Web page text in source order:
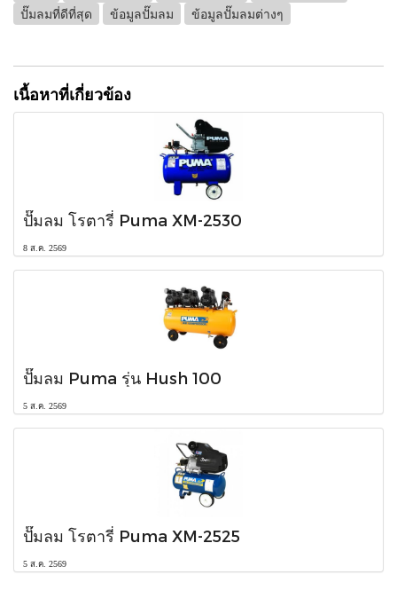
ปั๊มลมที่ดีที่สุด
ข้อมูลปั๊มลม ข้อมูลปั๊มลมต่างๆ
เนื้อหาที่เกี่ยวข้อง
ปั๊มลม โรตารี่ Puma XM-2530
8 ส.ค. 2569
ปั๊มลม Puma รุ่น Hush 100
5 ส.ค. 2569
ปั๊มลม โรตารี่ Puma XM-2525
5 ส.ค. 2569